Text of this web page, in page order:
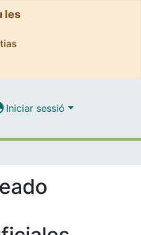
les
Iniciar sessió